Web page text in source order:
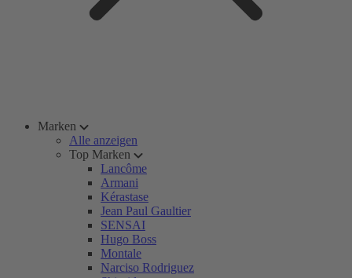
Marken
Alle anzeigen
Top Marken
Lancôme
Armani
Kérastase
Jean Paul Gaultier
SENSAI
Hugo Boss
Montale
Narciso Rodriguez